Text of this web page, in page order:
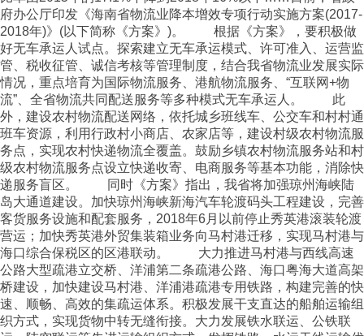
府办公厅印发《海南省物流业降本增效专项行动实施方案(2017-
2018年)》(以下简称《方案》)。 根据《方案》，要积极做
好无车承运人试点。探索建立无车承运模式、许可准入、运营监
管、税收征管、诚信考核等管理制度，结合我省物流业发展实际
情况，重点培育为国际物流服务、港航物流服务、“互联网+物
流”、全省物流共同配送服务等多种模式无车承运人。 此
外，建设农村物流配送网络，依托城乡班线车、公交车和村村通
班车资源，利用行政村小商店、农家店等，建设村级农村物流服
务点，实现农村快递物流全覆盖。鼓励乡镇农村物流服务站和村
级农村物流服务点设立快递收寄、电商服务等基本功能，消除快
递服务盲区。 同时《方案》指出，我省将加强琼州海峡陆
岛大通道建设。加快琼州海峡新海汽车轮渡码头工程建设，完善
客货服务设施和配套服务，2018年6月以前停止秀英港滚装轮渡
营运；加快秀英港外贸集装箱业务向马村港迁移，实现马村港与
海口综合保税区的区港联动。 大力推进马村港与西线高速
公路大型疏港立交桥、洋浦第二条疏港公路、海口粤海大道高架
桥建设，加快建设马村港、洋浦港疏港专用铁路，构建完善的快
速、顺畅、高效的集疏运体系。积极发展干支直达的船舶运输组
织方式，实现货物中转无缝衔接。大力发展铁水联运、公铁联